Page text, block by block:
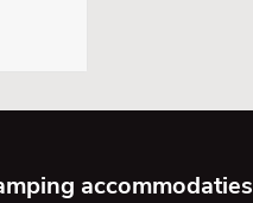
accommodaties